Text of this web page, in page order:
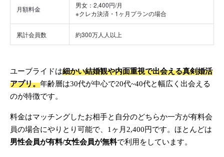
月額料金
男女：2,400円/月
※クレカ決済・1ヶ月プランの場合
累計会員数 約300万人人以上
ユーブライドは細かい結婚観や内面重視で出会える真剣婚活
アプリ。年齢層は30代が中心で20代~40代と幅広く出会える
のが特徴です。
料金はマッチングしたお相手と自分のどちらか一方が有料会
員の場合にやりとり可能で、1ヶ月2,400円です。ほとんどは
男性会員が有料/女性会員が無料で利用をしています。